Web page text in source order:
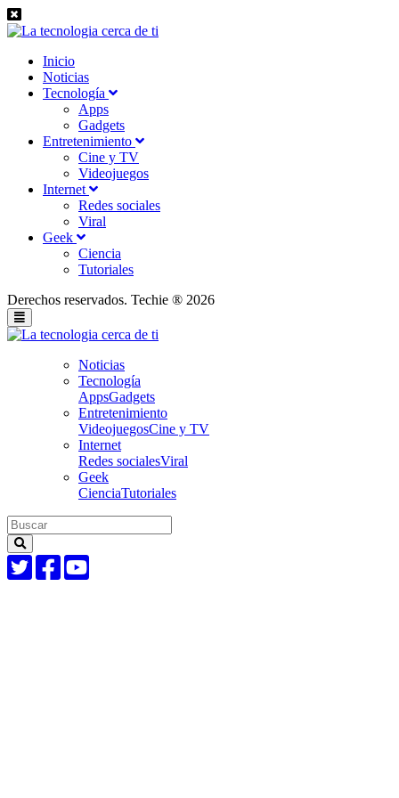
Inicio
Noticias
Tecnología
Apps
Gadgets
Entretenimiento
Cine y TV
Videojuegos
Internet
Redes sociales
Viral
Geek
Ciencia
Tutoriales
Derechos reservados. Techie ® 2026
Noticias
Tecnología
AppsGadgets
Entretenimiento
VideojuegosCine y TV
Internet
Redes socialesViral
Geek
CienciaTutoriales